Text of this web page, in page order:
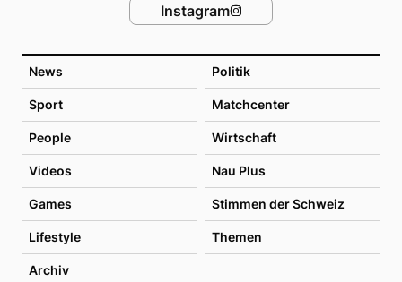
News Politik
Sport Matchcenter
People Wirtschaft
Videos Nau Plus
Games Stimmen der Schweiz
Lifestyle Themen
Archiv
Instagram